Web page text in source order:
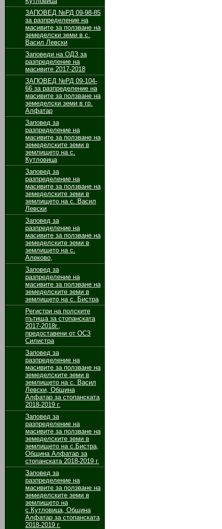
ЗАПОВЕД №РД 09-98-85
за разпределение на
масивите за ползване на
земеделски земи в с.
Васил Левски
Заповеди на ОДЗ за
разпределение на
масивите 2017-2018
ЗАПОВЕД №РД 09-104-
66 за разпределение на
масивите за ползване на
земеделски земи в гр.
Алфатар
Заповед за
разпределение на
масивите за ползване на
земеделските земи в
землището на с.
Кутловица
Заповед за
разпределение на
масивите за ползване на
земеделските земи в
землището на с. Васил
Левски
Заповед за
разпределение на
масивите за ползване на
земеделските земи в
землището на с.
Алеково,
Заповед за
разпределение на
масивите за ползване на
земеделските земи в
землището на с. Бистра
Регистри на полските
пътища за стопанската
2017-2018г.,
предоставени от ОСЗ
Силистра
Заповед за
разпределение на
масивите за ползване на
земеделските земи в
землището на с. Васил
Левски, Община
Алфатар за стопанската
2018-2019 г.
Заповед за
разпределение на
масивите за ползване на
земеделските земи в
землището на с.Бистра,
Община Алфатар за
стопанската 2018-2019 г.
Заповед за
разпределение на
масивите за ползване на
земеделските земи в
землището на
с.Кутловица, Община
Алфатар за стопанската
2018-2019 г.